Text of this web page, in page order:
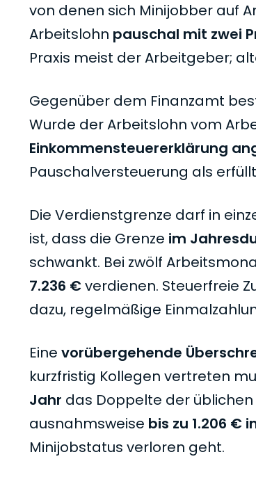
von denen sich Minijobber auf
Arbeitslohn pauschal mit zwei
Praxis meist der Arbeitgeber;
Gegenüber dem Finanzamt
Wurde der Arbeitslohn vom
Einkommensteuererklärung
Pauschalversteuerung als
Die Verdienstgrenze darf in
ist, dass die Grenze im
schwankt. Bei zwölf
7.236 €verdienen. Steuerfreie
dazu, regelmäßige
Eine vorübergehende
kurzfristig Kollegen vertreten
Jahr das Doppelte der
ausnahmsweise bis zu 1.206 €
Minijobstatus verloren geht.